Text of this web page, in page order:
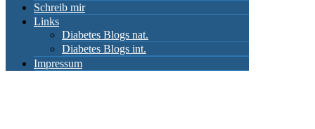
Schreib mir
Links
Diabetes Blogs nat.
Diabetes Blogs int.
Impressum